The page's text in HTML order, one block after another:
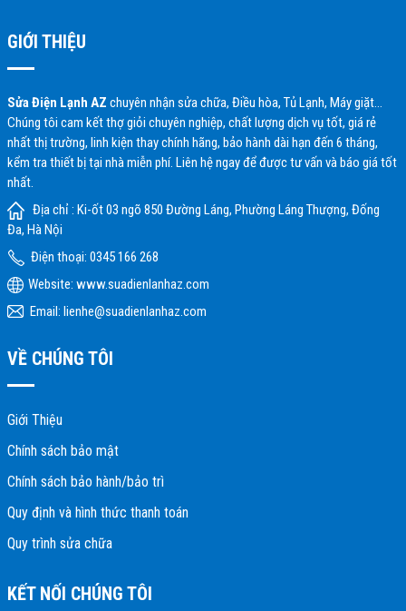
GIỚI THIỆU
Sửa Điện Lạnh AZ chuyên nhận sửa chữa, Điều hòa, Tủ Lạnh, Máy giặt…
Chúng tôi cam kết thợ giỏi chuyên nghiệp, chất lượng dịch vụ tốt, giá rẻ
nhất thị trường, linh kiện thay chính hãng, bảo hành dài hạn đến 6 tháng,
kểm tra thiết bị tại nhà miễn phí. Liên hệ ngay để được tư vấn và báo giá tốt
nhất.
Địa chỉ : Ki-ốt 03 ngõ 850 Đường Láng, Phường Láng Thượng, Đống
Đa, Hà Nội
Điện thoại: 0345 166 268
Website: www.suadienlanhaz.com
Email: lienhe@suadienlanhaz.com
VỀ CHÚNG TÔI
Giới Thiệu
Chính sách bảo mật
Chính sách bảo hành/bảo trì
Quy định và hình thức thanh toán
Quy trình sửa chữa
KẾT NỐI CHÚNG TÔI